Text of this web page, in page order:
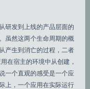
研发到上线的产品层面的
虽然这两个生命周期的概
产生到消亡的过程，二者
在宿主的环境中从创建，
一个直观的感受是一个应
上，一个应用在实际运行